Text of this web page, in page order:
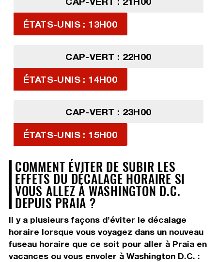
ÉTATS-UNIS : 13H00
CAP-VERT : 22H00
ÉTATS-UNIS : 14H00
CAP-VERT : 23H00
ÉTATS-UNIS : 15H00
COMMENT ÉVITER DE SUBIR LES
EFFETS DU DÉCALAGE HORAIRE SI
VOUS ALLEZ À WASHINGTON D.C.
DEPUIS PRAIA ?
Il y a plusieurs façons d’éviter le décalage
horaire lorsque vous voyagez dans un nouveau
fuseau horaire que ce soit pour aller à Praia en
vacances ou vous envoler à Washington D.C. :